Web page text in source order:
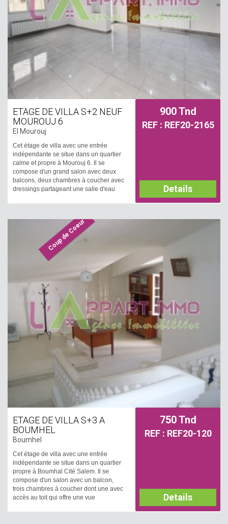
ETAGE DE VILLA S+2 NEUF
MOUROUJ 6
El Mourouj
Cet étage de villa avec une entrée
indépendante se situe dans un quartier
calme et propre à Mourouj 6. Il se
compose d'un grand salon avec deux
balcons, deux chambres à coucher avec
dressings partageant une salle d'eau
équipé par un chauffage central et un
climatiseur. Une place de parking sous-
sol est disponible.
900 Tnd
REF : REF20-2165
Details
Coup de Coeur
ETAGE DE VILLA S+3 A
BOUMHEL
Boumhel
Cet étage de villa avec une entrée
indépendante se situe dans un quartier
propre à Boumhal Cité Salem. Il se
compose d'un salon avec un balcon,
trois chambres à coucher dont une avec
accès au toit qui offre une vue
750 Tnd
REF : REF20-120
Details